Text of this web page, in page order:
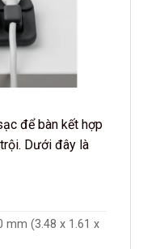
để bàn kết hợp
Dưới đây là
mm (3.48 x 1.61 x